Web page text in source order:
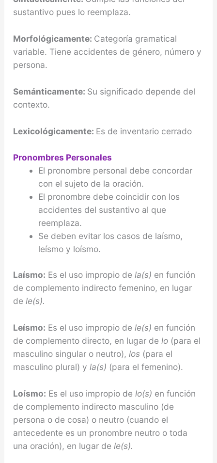
sustantivo pues lo reemplaza.
Morfológicamente: Categoría gramatical
variable. Tiene accidentes de género, número y
persona.
Semánticamente: Su significado depende del
contexto.
Lexicológicamente: Es de inventario cerrado
Pronombres Personales
El pronombre personal debe concordar
con el sujeto de la oración.
El pronombre debe coincidir con los
accidentes del sustantivo al que
reemplaza.
Se deben evitar los casos de laísmo,
leísmo y loísmo.
Laísmo: Es el uso impropio de la(s) en función
de complemento indirecto femenino, en lugar
de le(s).
Leísmo: Es el uso impropio de le(s) en función
de complemento directo, en lugar de lo (para el
masculino singular o neutro), los (para el
masculino plural) y la(s) (para el femenino).
Loísmo: Es el uso impropio de lo(s) en función
de complemento indirecto masculino (de
persona o de cosa) o neutro (cuando el
antecedente es un pronombre neutro o toda
una oración), en lugar de le(s).